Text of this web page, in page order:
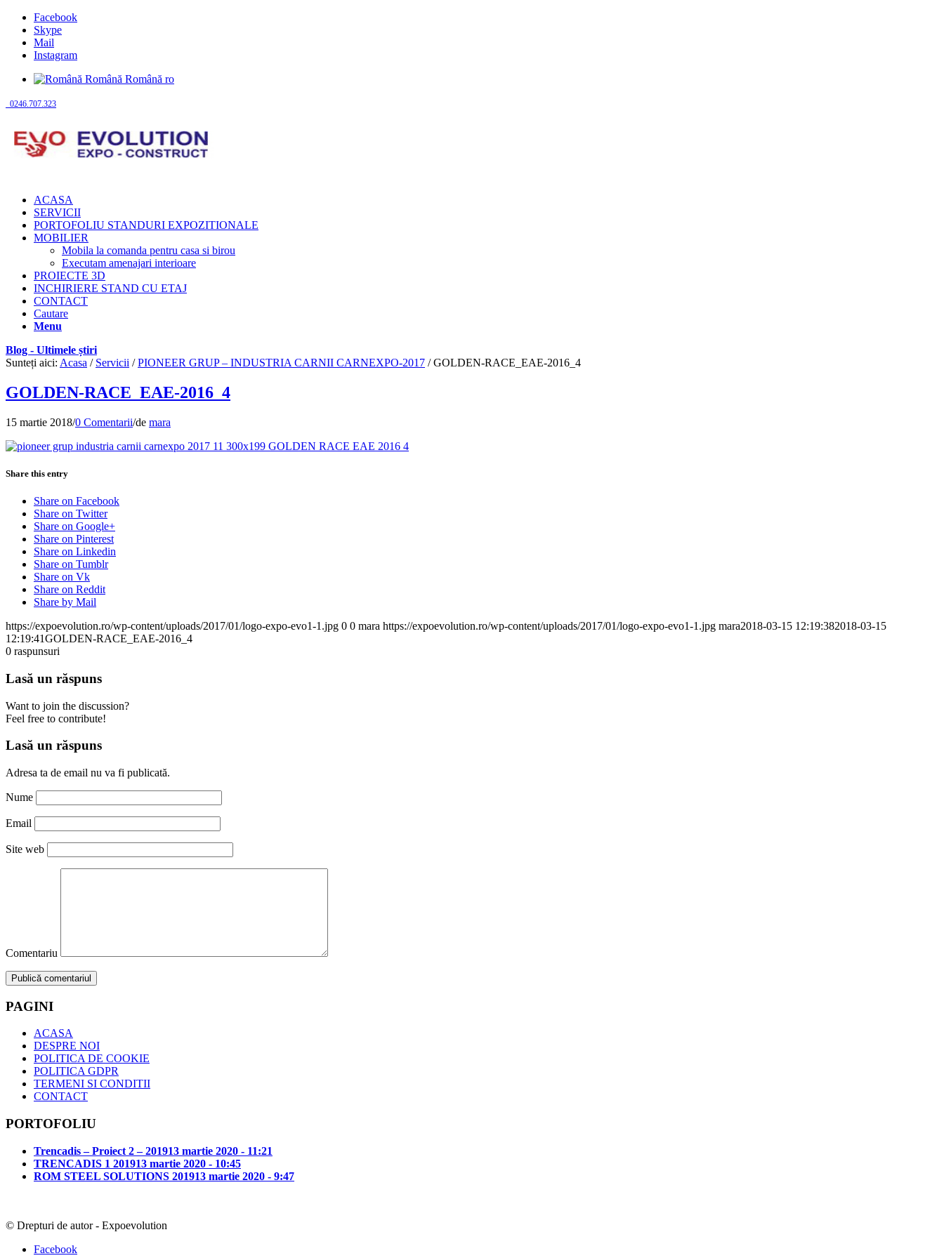
Facebook
Skype
Mail
Instagram
Română Română ro
0246.707.323
ACASA
SERVICII
PORTOFOLIU STANDURI EXPOZITIONALE
MOBILIER
Mobila la comanda pentru casa si birou
Executam amenajari interioare
PROIECTE 3D
INCHIRIERE STAND CU ETAJ
CONTACT
Cautare
Menu
Blog - Ultimele știri
Sunteți aici: Acasa / Servicii / PIONEER GRUP – INDUSTRIA CARNII CARNEXPO-2017 / GOLDEN-RACE_EAE-2016_4
GOLDEN-RACE_EAE-2016_4
15 martie 2018/0 Comentarii/de mara
Share this entry
Share on Facebook
Share on Twitter
Share on Google+
Share on Pinterest
Share on Linkedin
Share on Tumblr
Share on Vk
Share on Reddit
Share by Mail
https://expoevolution.ro/wp-content/uploads/2017/01/logo-expo-evo1-1.jpg 0 0 mara https://expoevolution.ro/wp-content/uploads/2017/01/logo-expo-evo1-1.jpg mara2018-03-15 12:19:382018-03-15
12:19:41GOLDEN-RACE_EAE-2016_4
0 raspunsuri
Lasă un răspuns
Want to join the discussion?
Feel free to contribute!
Lasă un răspuns
Adresa ta de email nu va fi publicată.
Nume
Email
Site web
Comentariu
PAGINI
ACASA
DESPRE NOI
POLITICA DE COOKIE
POLITICA GDPR
TERMENI SI CONDITII
CONTACT
PORTOFOLIU
Trencadis – Proiect 2 – 201913 martie 2020 - 11:21
TRENCADIS 1 201913 martie 2020 - 10:45
ROM STEEL SOLUTIONS 201913 martie 2020 - 9:47
© Drepturi de autor - Expoevolution
Facebook